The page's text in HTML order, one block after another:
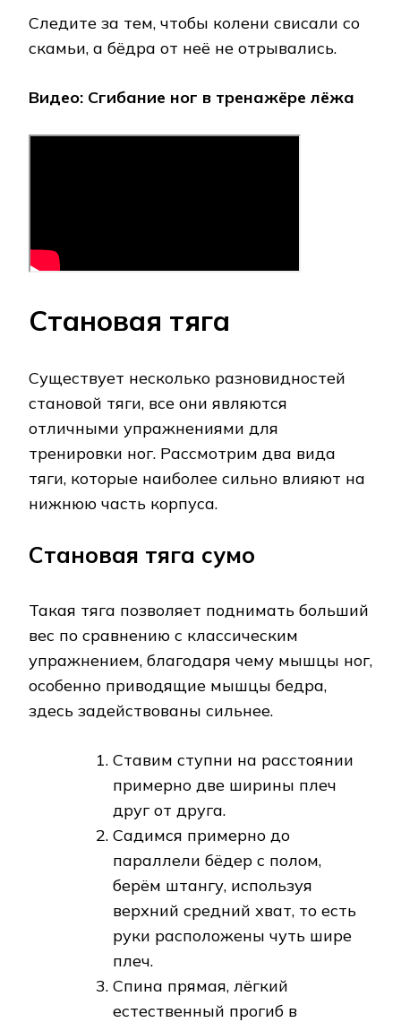
Следите за тем, чтобы колени свисали со
скамьи, а бёдра от неё не отрывались.
Видео: Сгибание ног в тренажёре лёжа
Становая тяга
Существует несколько разновидностей
становой тяги, все они являются
отличными упражнениями для
тренировки ног. Рассмотрим два вида
тяги, которые наиболее сильно влияют на
нижнюю часть корпуса.
Становая тяга сумо
Такая тяга позволяет поднимать больший
вес по сравнению с классическим
упражнением, благодаря чему мышцы ног,
особенно приводящие мышцы бедра,
здесь задействованы сильнее.
Ставим ступни на расстоянии
примерно две ширины плеч
друг от друга.
Садимся примерно до
параллели бёдер с полом,
берём штангу, используя
верхний средний хват, то есть
руки расположены чуть шире
плеч.
Спина прямая, лёгкий
естественный прогиб в